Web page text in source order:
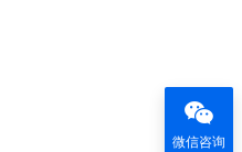
微信咨询